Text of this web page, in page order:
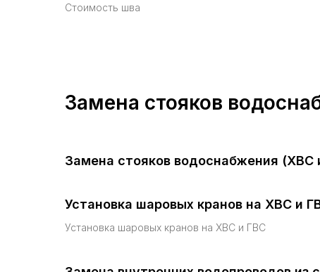
Стоимость шва
Замена стояков
Замена стояков водоснабжения (ХВС
Установка шаровых кранов на ХВС и
Установка шаровых кранов на ХВС и ГВС